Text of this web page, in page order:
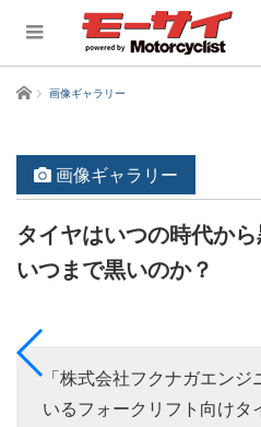
ホーム 画像ギャラリー
画像ギャラリー
タイヤはいつの時代か
いつまで黒いのか？
「株式会社フクナガエン
いるフォークリフト向けタ